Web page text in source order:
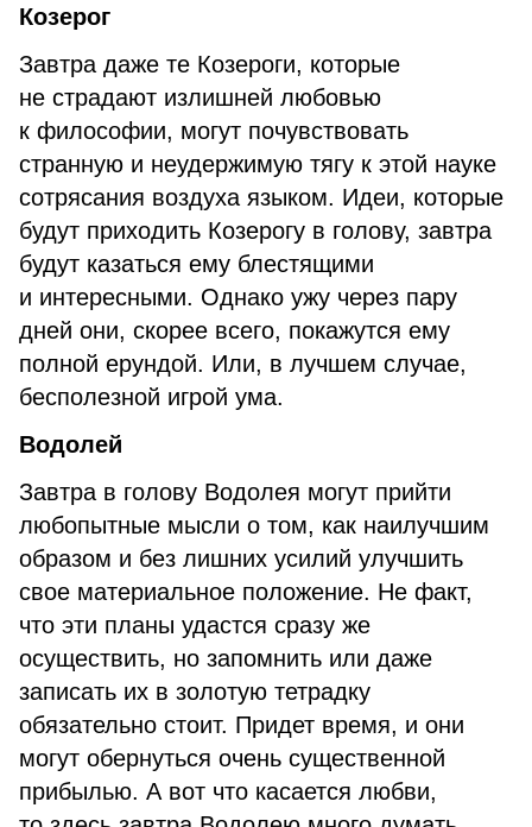
Козерог
Завтра даже те Козероги, которые
не страдают излишней любовью
к философии, могут почувствовать
странную и неудержимую тягу к этой науке
сотрясания воздуха языком. Идеи, которые
будут приходить Козерогу в голову, завтра
будут казаться ему блестящими
и интересными. Однако ужу через пару
дней они, скорее всего, покажутся ему
полной ерундой. Или, в лучшем случае,
бесполезной игрой ума.
Водолей
Завтра в голову Водолея могут прийти
любопытные мысли о том, как наилучшим
образом и без лишних усилий улучшить
свое материальное положение. Не факт,
что эти планы удастся сразу же
осуществить, но запомнить или даже
записать их в золотую тетрадку
обязательно стоит. Придет время, и они
могут обернуться очень существенной
прибылью. А вот что касается любви,